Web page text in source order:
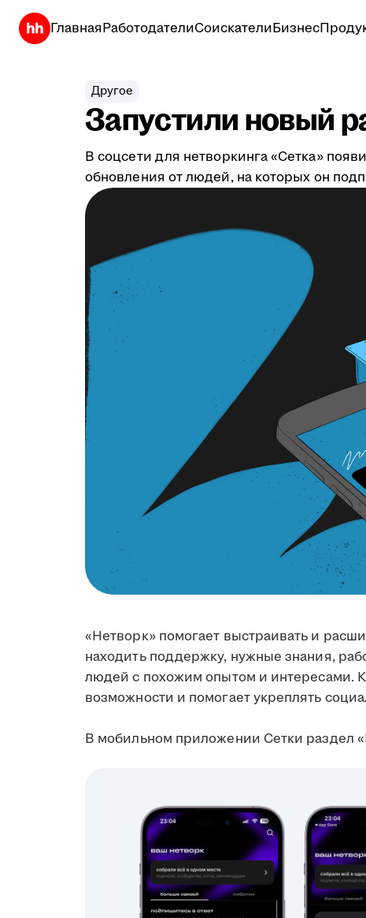
ГлавнаяРаботодателиСоискателиБизнес
Другое
Запустили новый
В соцсети для нетворкинга «Сетка»
обновления от людей, на которых он
«Нетворк» помогает выстраивать и
находить поддержку, нужные знания,
людей с похожим опытом и интересами.
возможности и помогает укреплять
В мобильном приложении Сетки раздел